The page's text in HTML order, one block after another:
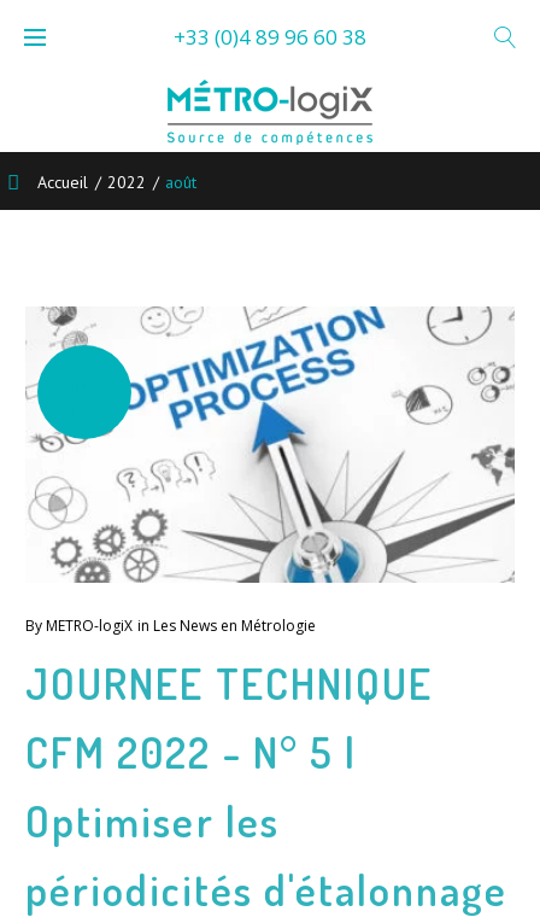
+33 (0)4 89 96 60 38
Accueil / 2022 / août
Mois :
août
2022
ByMETRO-logiX inLes News en Métrologie
JOURNEE TECHNIQUE
CFM 2022 - N° 5 |
Optimiser les
périodicités d'étalonnage